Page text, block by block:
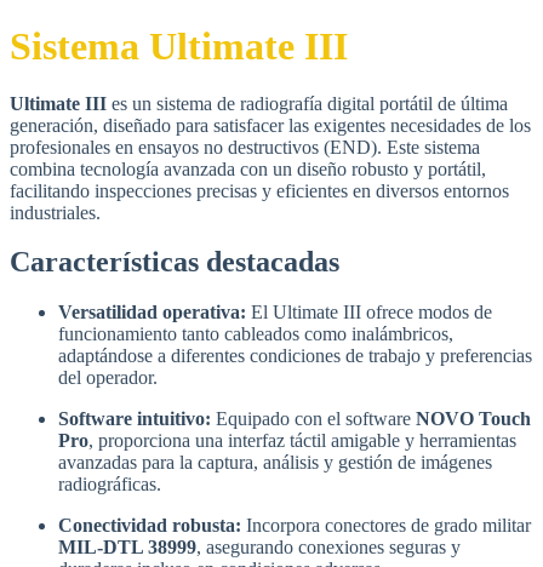
Sistema Ultimate III
Ultimate III es un sistema de radiografía digital portátil de última
generación, diseñado para satisfacer las exigentes necesidades de los
profesionales en ensayos no destructivos (END). Este sistema
combina tecnología avanzada con un diseño robusto y portátil,
facilitando inspecciones precisas y eficientes en diversos entornos
industriales.
Características destacadas
Versatilidad operativa: El Ultimate III ofrece modos de
funcionamiento tanto cableados como inalámbricos,
adaptándose a diferentes condiciones de trabajo y preferencias
del operador.
Software intuitivo: Equipado con el software NOVO Touch
Pro, proporciona una interfaz táctil amigable y herramientas
avanzadas para la captura, análisis y gestión de imágenes
radiográficas.
Conectividad robusta: Incorpora conectores de grado militar
MIL-DTL 38999, asegurando conexiones seguras y